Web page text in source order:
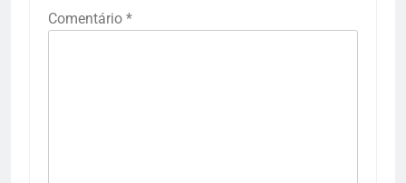
Comentário *